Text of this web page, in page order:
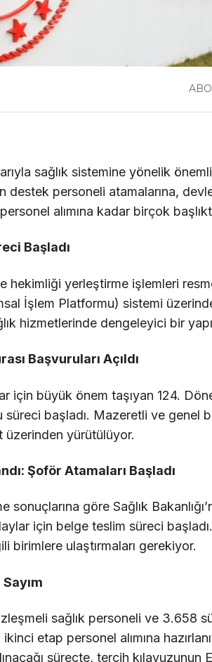
sağlık sistemine yönelik
destek personeli atamalarına,
alımına kadar birçok
Başladı
hekimliği yerleştirme işlemleri
İşlem Platformu) sistemi
hizmetlerinde dengeleyici bir
Başvuruları Açıldı
için büyük önem taşıyan 124.
başladı. Mazeretli ve genel
yürütülüyor.
Şoför Atamaları Başladı
sonuçlarına göre Sağlık
için belge teslim süreci
birimlere ulaştırmaları gerekiyor.
sağlık personeli ve 3.658
ikinci etap personel alımına
süreçte, tercih kılavuzunun